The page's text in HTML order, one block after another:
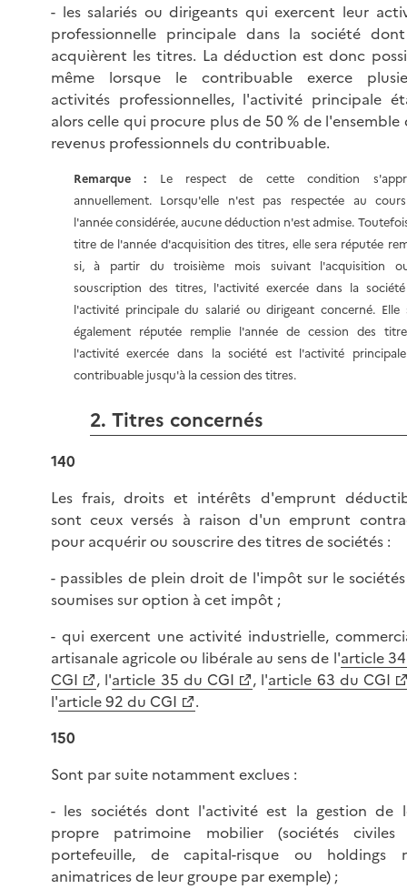
- les salariés ou dirigeants qui exercent leur
professionnelle principale dans la société
acquièrent les titres. La déduction est donc
même lorsque le contribuable exerce
activités professionnelles, l'activité principale
alors celle qui procure plus de 50 % de l'ensemble
revenus professionnels du contribuable.
Remarque : Le respect de cette condition
annuellement. Lorsqu'elle n'est pas respectée au
l'année considérée, aucune déduction n'est admise.
titre de l'année d'acquisition des titres, elle sera réputée
si, à partir du troisième mois suivant l'acquisition
souscription des titres, l'activité exercée dans la
l'activité principale du salarié ou dirigeant concerné. Elle
également réputée remplie l'année de cession des
l'activité exercée dans la société est l'activité
contribuable jusqu'à la cession des titres.
2. Titres concernés
140
Les frais, droits et intérêts d'emprunt
sont ceux versés à raison d'un emprunt
pour acquérir ou souscrire des titres de sociétés :
- passibles de plein droit de l'impôt sur le
soumises sur option à cet impôt ;
- qui exercent une activité industrielle,
artisanale agricole ou libérale au sens de l'article
CGI
, l'article 35 du CGI , l'article 63 du CGI
l'article 92 du CGI
.
150
Sont par suite notamment exclues :
- les sociétés dont l'activité est la gestion de
propre patrimoine mobilier (sociétés civiles
portefeuille, de capital-risque ou holdings
animatrices de leur groupe par exemple) ;